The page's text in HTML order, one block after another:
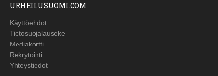
URHEILUSUOMI.COM
Käyttöehdot
Tietosuojalauseke
Mediakortti
Rekrytointi
Yhteystiedot